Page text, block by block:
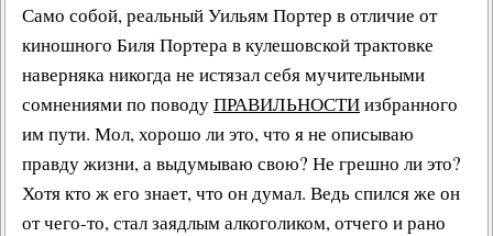
Само собой, реальный Уильям Портер в отличие от
киношного Биля Портера в кулешовской трактовке
наверняка никогда не истязал себя мучительными
сомнениями по поводуПРАВИЛЬНОСТИизбранного
им пути. Мол, хорошо ли это, что я не описываю
правду жизни, а выдумываю свою? Не грешно ли это?
Хотя кто ж его знает, что он думал. Ведь спился же он
от чего-то, стал заядлым алкоголиком, отчего и рано